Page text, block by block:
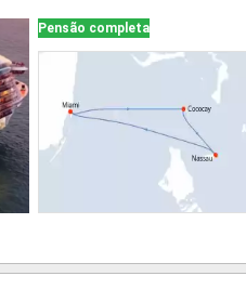
Pensão completa